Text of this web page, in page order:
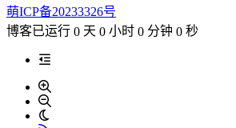
萌ICP备20233326号
博客已运行 0 天 0 小时 0 分钟 0 秒